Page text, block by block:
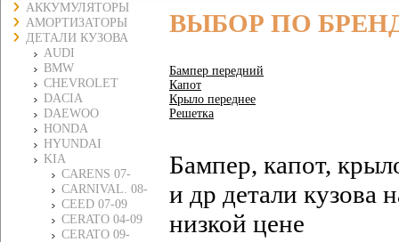
АККУМУЛЯТОРЫ
АМОРТИЗАТОРЫ
ДЕТАЛИ КУЗОВА
AUDI
BMW
CHEVROLET
DACIA
DAEWOO
HONDA
HYUNDAI
KIA
CARENS 07-
CARNIVAL. 08-
CEED 07-09
CERATO 04-09
CERATO 09-
ВЫБОР ПО
Бампер передний
Капот
Крыло переднее
Решетка
Бампер, капот,
и др детали
низкой цене